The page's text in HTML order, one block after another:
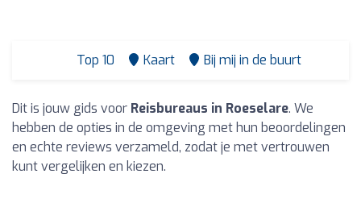
Top 10 Kaart Bij mij in de buurt
Dit is jouw gids voor Reisbureaus in Roeselare. We
hebben de opties in de omgeving met hun beoordelingen
en echte reviews verzameld, zodat je met vertrouwen
kunt vergelijken en kiezen.